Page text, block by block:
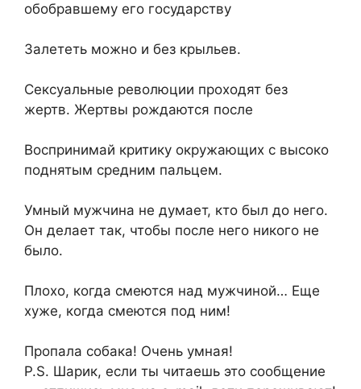
обобравшему его государству
Залететь можно и без крыльев.
Сексуальные революции проходят без
жертв. Жертвы рождаются после
Воспринимай критику окружающих с высоко
поднятым средним пальцем.
Умный мужчина не думает, кто был до него.
Он делает так, чтобы после него никого не
было.
Плохо, когда смеются над мужчиной… Еще
хуже, когда смеются под ним!
Пропала собака! Очень умная!
P.S. Шарик, если ты читаешь это сообщение